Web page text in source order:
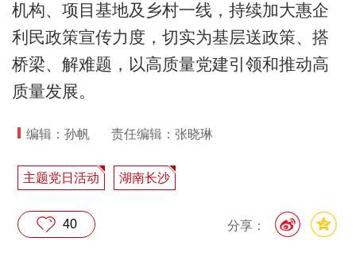
机构、项目基地及乡村一线，持续加大惠企
利民政策宣传力度，切实为基层送政策、搭
桥梁、解难题，以高质量党建引领和推动高
质量发展。
编辑：孙帆 责任编辑：张晓琳
主题党日活动 湖南长沙
分享：
40